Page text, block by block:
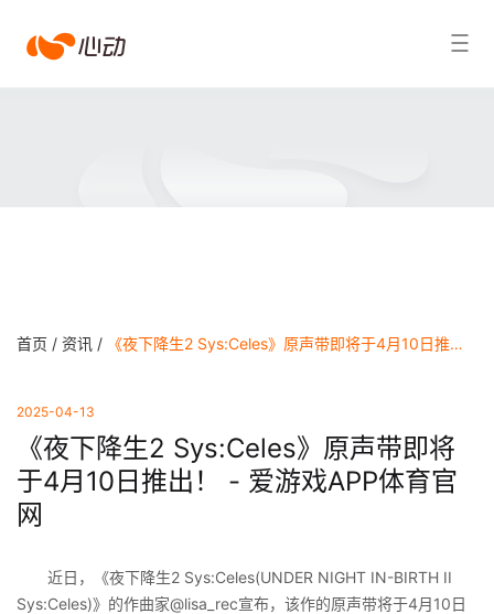
爱搜索结果
首页 / 资讯 / 《夜下降生2 Sys:Celes》原声带即将于4月10日推出！ - 爱游戏APP体育官网
2025-04-13
《夜下降生2 Sys:Celes》原声带即将
于4月10日推出！ - 爱游戏APP体育官
网
近日，《夜下降生2 Sys:Celes(UNDER NIGHT IN-BIRTH II
Sys:Celes)》的作曲家@lisa_rec宣布，该作的原声带将于4月10日